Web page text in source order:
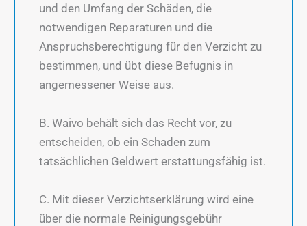
und den Umfang der Schäden, die
notwendigen Reparaturen und die
Anspruchsberechtigung für den Verzicht zu
bestimmen, und übt diese Befugnis in
angemessener Weise aus.
B. Waivo behält sich das Recht vor, zu
entscheiden, ob ein Schaden zum
tatsächlichen Geldwert erstattungsfähig ist.
C. Mit dieser Verzichtserklärung wird eine
über die normale Reinigungsgebühr